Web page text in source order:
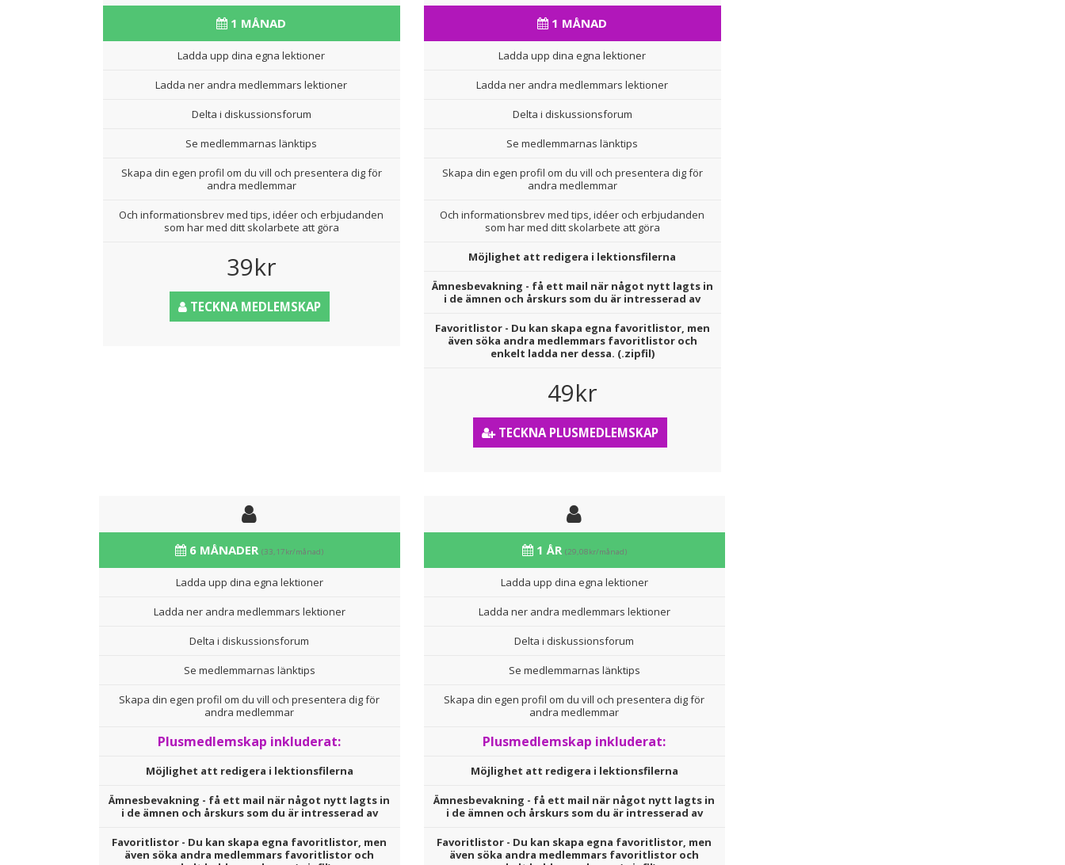
1 MÅNAD
Ladda upp dina egna lektioner
Ladda ner andra medlemmars lektioner
Delta i diskussionsforum
Se medlemmarnas länktips
Skapa din egen profil om du vill och presentera dig för
andra medlemmar
Och informationsbrev med tips, idéer och erbjudanden
som har med ditt skolarbete att göra
39kr
TECKNA MEDLEMSKAP
1 MÅNAD
Ladda upp dina egna lektioner
Ladda ner andra medlemmars lektioner
Delta i diskussionsforum
Se medlemmarnas länktips
Skapa din egen profil om du vill och presentera dig för
andra medlemmar
Och informationsbrev med tips, idéer och erbjudanden
som har med ditt skolarbete att göra
Möjlighet att redigera i lektionsfilerna
Ämnesbevakning - få ett mail när något nytt lagts in
i de ämnen och årskurs som du är intresserad av
Favoritlistor - Du kan skapa egna favoritlistor, men
även söka andra medlemmars favoritlistor och
enkelt ladda ner dessa. (.zipfil)
49kr
TECKNA PLUSMEDLEMSKAP
6 MÅNADER (33,17kr/månad)
Ladda upp dina egna lektioner
Ladda ner andra medlemmars lektioner
Delta i diskussionsforum
Se medlemmarnas länktips
Skapa din egen profil om du vill och presentera dig för
andra medlemmar
Plusmedlemskap inkluderat:
Möjlighet att redigera i lektionsfilerna
Ämnesbevakning - få ett mail när något nytt lagts in
i de ämnen och årskurs som du är intresserad av
Favoritlistor - Du kan skapa egna favoritlistor, men
även söka andra medlemmars favoritlistor och
1 ÅR (29,08kr/månad)
Ladda upp dina egna lektioner
Ladda ner andra medlemmars lektioner
Delta i diskussionsforum
Se medlemmarnas länktips
Skapa din egen profil om du vill och presentera dig för
andra medlemmar
Plusmedlemskap inkluderat:
Möjlighet att redigera i lektionsfilerna
Ämnesbevakning - få ett mail när något nytt lagts in
i de ämnen och årskurs som du är intresserad av
Favoritlistor - Du kan skapa egna favoritlistor, men
även söka andra medlemmars favoritlistor och